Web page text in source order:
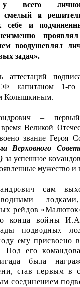
у всего
смелый и
к себе и
воодушевлял
задач».
аттестаций
капитаном 1-го
Колышкиным.
–
Великой
звание Героя
Верховного
за успешное
мужество и
сам
лодками,
рейдов
конца войны
подводных
ему присвоено
Под его
была
став первым в
соединением